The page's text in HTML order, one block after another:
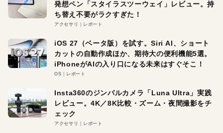
発想ペン「スタイラスツーウェイ」レビュー。持
ち替え不要がラクすぎた！
アクセサリ レポート
iOS 27（ベータ版）を試す。Siri AI、ショート
カットの自動作成ほか、期待大の便利機能5選。
iPhoneがAIの入り口になる未来はすぐそこ！
OS レポート
Insta360のジンバルカメラ「Luna Ultra」実践
レビュー。4K／8K比較・ズーム・夜間撮影をチ
ェック
アクセサリ レポート